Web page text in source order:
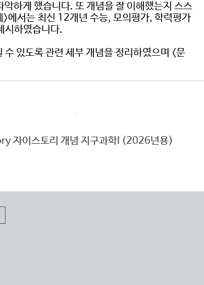
하게 했습니다. 또 개념을 잘 이해했는지 스스
에서는 최신 12개년 수능, 모의평가, 학력평가
시하였습니다.
있도록 관련 세부 개념을 정리하였으며 <문
자이스토리 개념 지구과학I (2026년용)